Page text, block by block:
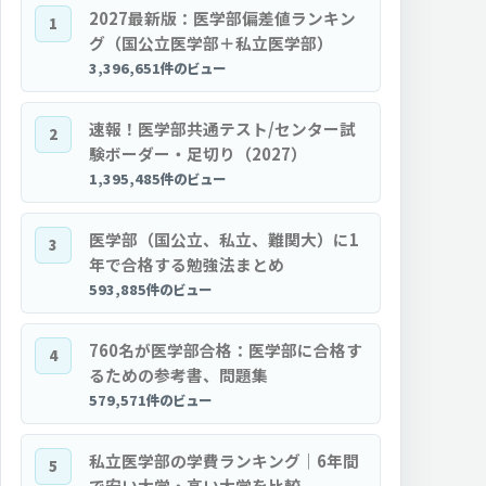
1
2027最新版：医学部偏差値ランキン
グ（国公立医学部＋私立医学部）
3,396,651件のビュー
2
速報！医学部共通テスト/センター試
験ボーダー・足切り（2027）
1,395,485件のビュー
3
医学部（国公立、私立、難関大）に1
年で合格する勉強法まとめ
593,885件のビュー
4
760名が医学部合格：医学部に合格す
るための参考書、問題集
579,571件のビュー
5
私立医学部の学費ランキング｜6年間